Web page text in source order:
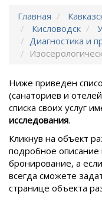
Главная
Кисловодск
Диагностика и
Ниже приведен
(санаториев и
списка своих услуг
исследования.
Кликнув на объект
подробное описание
бронирование, а
всегда сможете
странице объекта